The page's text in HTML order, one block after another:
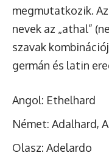
megmutatkozik.
nevek az „athal”
szavak
germán és latin
Angol: Ethelhard
Német: Adalhard,
Olasz: Adelardo